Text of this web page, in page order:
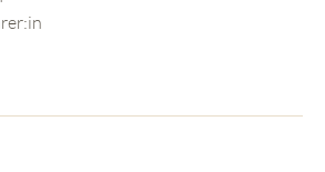
- Lehrer:in